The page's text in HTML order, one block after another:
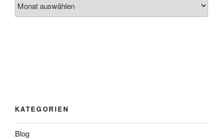
KATEGORIEN
Blog